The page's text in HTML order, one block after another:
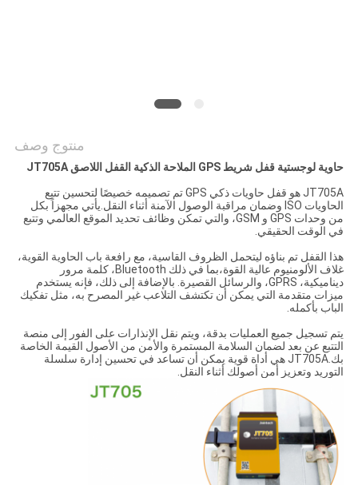
منتوج وصف
حاوية لوجستية قفل شريط GPS الملاحة الذكية القفل اللاصق JT705A
JT705A هو قفل حاويات ذكي GPS تم تصميمه خصيصًا لتحسين تتبع
الحاويات ISO وضمان مراقبة الوصول الآمنة أثناء النقل.يأتي مجهزاً بكل
من وحدات GPS و GSM، والتي تمكن وظائف تحديد الموقع العالمي وتتبع
في الوقت الحقيقي.
هذا القفل تم بناؤه ليتحمل الظروف القاسية، مع رافعة باب الحاوية القوية،
غلاف الألومنيوم عالية القوة،بما في ذلك Bluetooth، كلمة مرور
ديناميكية، GPRS، والرسائل القصيرة. بالإضافة إلى ذلك، فإنه يستخدم
ميزات متقدمة التي يمكن أن تكتشف التلاعب غير المصرح به، مثل تفكيك
الباب بأكمله.
يتم تسجيل جميع العمليات بدقة، ويتم نقل الإنذارات على الفور إلى منصة
التتبع عن بعد لضمان السلامة المستمرة والأمن من الأصول القيمة الخاصة
بك.JT705A هي أداة قوية يمكن أن تساعد في تحسين إدارة سلسلة
التوريد وتعزيز أمن أصولك أثناء النقل.